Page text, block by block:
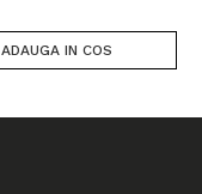
ADAUGA IN COS